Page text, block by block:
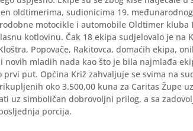
oldtimerima, sudionicima 19.
motocikle i automobile Oldtimer kluba
kotlovinu. Čak 18 ekipa sudjelovalo je na
Popovače, Rakitovca, domaćih ekipa,
novih mladih nada kao što je bila najmlađa
prvi put. Općina Križ zahvaljuje se svima na
oko 3.500,00 kuna za Caritas Župe
uz simboličan dobrovoljni prilog, a sa
porcija.